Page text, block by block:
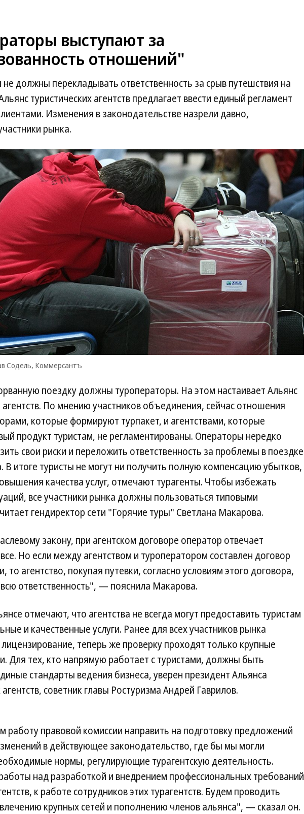
выступают за
отношений"
должны перекладывать ответственность за срыв путешствия на
туристических агентств предлагает ввести единый регламент
Изменения в законодательстве назрели давно,
рынка.
Содель, Коммерсантъ
поездку должны туроператоры. На этом настаивает Альянс
агентств. По мнению участников объединения, сейчас отношения
которые формируют турпакет, и агентствами, которые
продукт туристам, не регламентированы. Операторы нередко
свои риски и переложить ответственность за проблемы в поездке
В итоге туристы не могут ни получить полную компенсацию убытков,
качества услуг, отмечают турагенты. Чтобы избежать
все участники рынка должны пользоваться типовыми
гендиректор сети "Горячие туры" Светлана Макарова.
закону, при агентском договоре оператор отвечает
Но если между агентством и туроператором составлен договор
то агентство, покупая путевки, согласно условиям этого договора,
ответственность", — пояснила Макарова.
отмечают, что агентства не всегда могут предоставить туристам
и качественные услуги. Ранее для всех участников рынка
теперь же проверку проходят только крупные
Для тех, кто напрямую работает с туристами, должны быть
стандарты ведения бизнеса, уверен президент Альянса
агентств, советник главы Ростуризма Андрей Гаврилов.
правовой комиссии направить на подготовку предложений
в действующее законодательство, где бы мы могли
нормы, регулирующие турагентскую деятельность.
над разработкой и внедрением профессиональных требований
к работе сотрудников этих турагентств. Будем проводить
крупных сетей и пополнению членов альянса", — сказал он.